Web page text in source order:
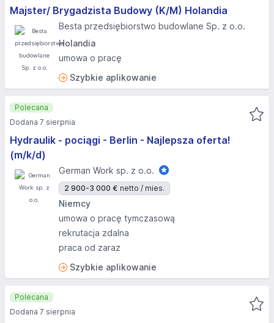
Majster/ Brygadzista Budowy (K/M) Holandia
Besta przedsiębiorstwo budowlane Sp. z o.o.
Holandia
umowa o pracę
Szybkie aplikowanie
Hydraulik - pociągi - Berlin - Najlepsza oferta!
(m/k/d)
German Work sp. z o.o.
2 900-3 000 € netto / mies.
Niemcy
umowa o pracę tymczasową
rekrutacja zdalna
praca od zaraz
Szybkie aplikowanie
Polecana
Dodana 7 sierpnia
Polecana
Dodana 7 sierpnia